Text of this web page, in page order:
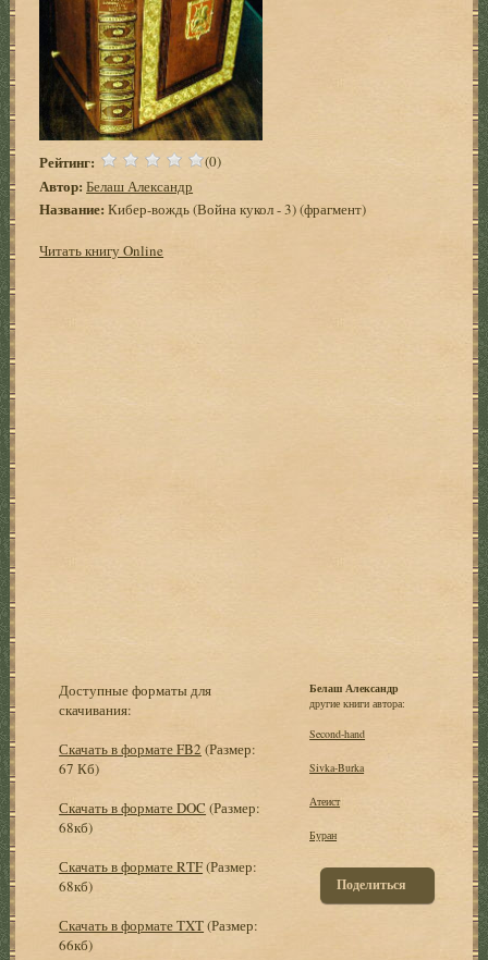
Рейтинг: (0)
Автор: Белаш Александр
Название: Кибер-вождь (Война кукол - 3) (фрагмент)
Читать книгу Online
Доступные форматы для
скачивания:
Скачать в формате FB2 (Размер:
67 Кб)
Скачать в формате DOC (Размер:
68кб)
Скачать в формате RTF(Размер:
68кб)
Скачать в формате TXT(Размер:
66кб)
Белаш Александр
другие книги автора:
Second-hand
Sivka-Burka
Атеист
Буран
Поделиться